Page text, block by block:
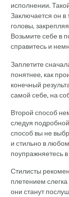
исполнении.
Заключается он в
головы,
Возьмите себе в
справитесь и
Заплетите
понятнее, как
конечный
самой себе, на
Второй способ
следуя
способ вы не
и стильно в
поупражняетесь
Стилисты
плетением
они станут